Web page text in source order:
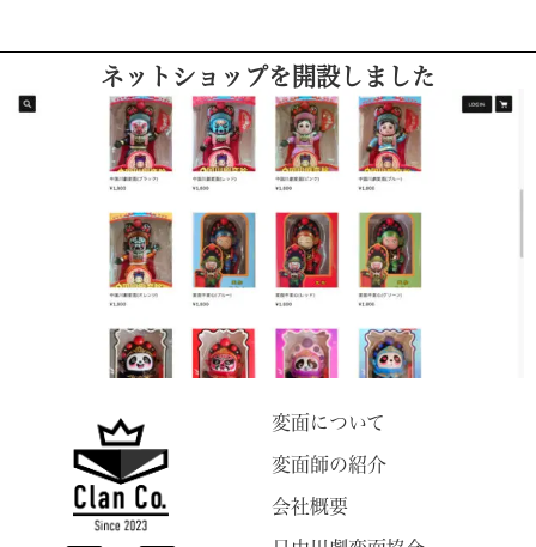
変面について
変面師の紹介
会社概要
ネットショップを開設しました